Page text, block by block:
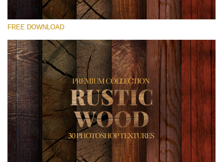
Please select
Small 800*533px
Rustic Wood
(30 Textures)
Large 6000*4000px
Entire Collection
(1783 Overlays)
Large 6000*4000px
FREE DOWNLOAD